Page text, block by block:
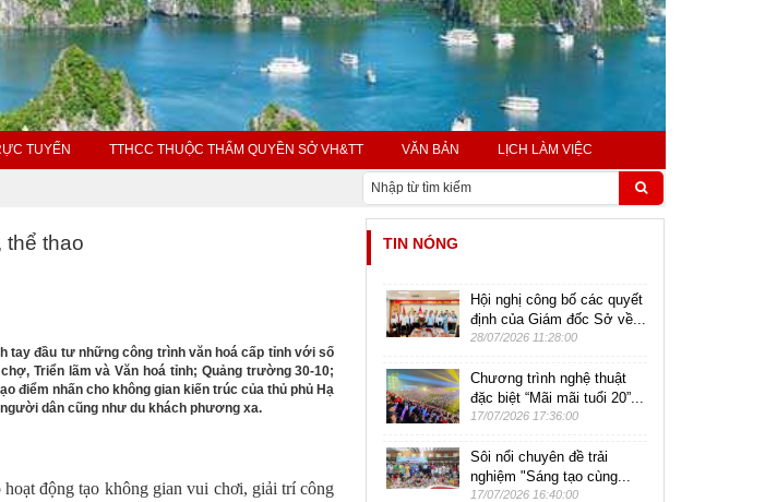
TUYẾN TTHCC THUỘC THẨM QUYỀN SỞ VH&TT VĂN BẢN LỊCH LÀM VIỆC
thể thao
tay đầu tư những công trình văn hoá cấp tỉnh với số
Triển lãm và Văn hoá tỉnh; Quảng trường 30-10;
điểm nhấn cho không gian kiến trúc của thủ phủ Hạ
dân cũng như du khách phương xa.
động tạo không gian vui chơi, giải trí công
TIN NÓNG
Hội nghị công bố các quyết
định của Giám đốc Sở về...
28/07/2026 11:28:00
Chương trình nghệ thuật
đặc biệt “Mãi mãi tuổi 20”...
17/07/2026 17:36:00
Sôi nổi chuyên đề trải
nghiệm "Sáng tạo cùng...
17/07/2026 16:40:00